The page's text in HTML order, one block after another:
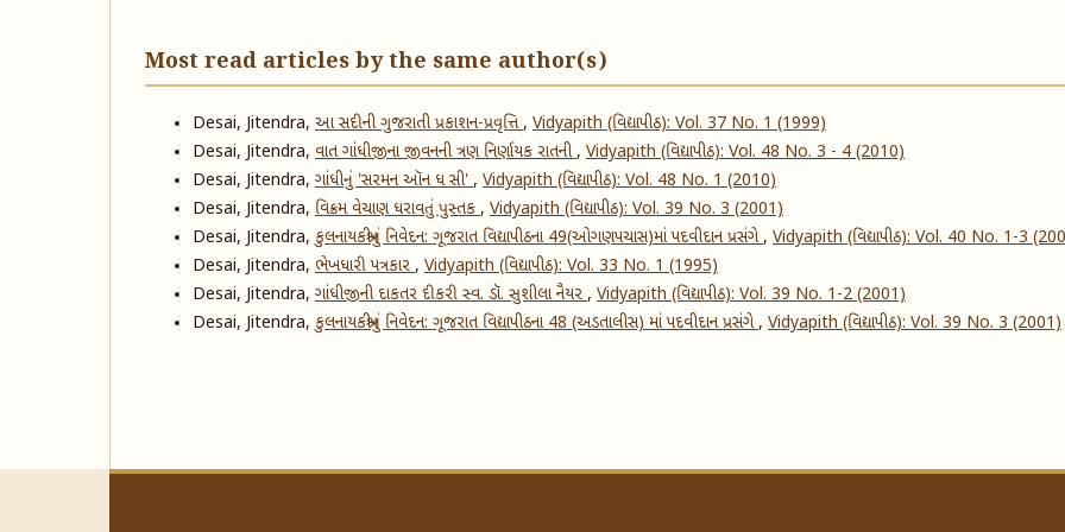
Most read articles by the same author(s)
Desai, Jitendra, આ સદીની ગુજરાતી પ્રકાશન-પ્રવૃત્તિ, Vidyapith (વિદ્યાપીઠ): Vol. 37 No. 1 (1999)
Desai, Jitendra, વાત ગાંધીજીના જીવનની ત્રણ નિર્ણાયક રાતની, Vidyapith (વિદ્યાપીઠ): Vol. 48 No. 3 - 4 (2010)
Desai, Jitendra, ગાંધીનું 'સરમન ઑન ધ સી', Vidyapith (વિદ્યાપીઠ): Vol. 48 No. 1 (2010)
Desai, Jitendra, વિક્રમ વેચાણ ધરાવતું પુસ્તક, Vidyapith (વિદ્યાપીઠ): Vol. 39 No. 3 (2001)
Desai, Jitendra,કુલનાયકશ્રીનું નિવેદન: ગૂજરાત વિદ્યાપીઠના 49(ઓગણપચાસ)માં પદવીદાન પ્રસંગે, Vidyapith (વિદ્યાપીઠ): Vol. 40 No. 1-3
Desai, Jitendra, ભેખધારી પત્રકાર, Vidyapith (વિદ્યાપીઠ): Vol. 33 No. 1 (1995)
Desai, Jitendra, ગાંધીજીની દાકતર દીકરી સ્વ. ડૉ. સુશીલા નૈયર, Vidyapith (વિદ્યાપીઠ): Vol. 39 No. 1-2 (2001)
Desai, Jitendra,કુલનાયકશ્રીનું નિવેદન: ગૂજરાત વિદ્યાપીઠના 48 (અડતાલીસ) માં પદવીદાન પ્રસંગે, Vidyapith (વિદ્યાપીઠ): Vol. 39 No. 3 (2001)